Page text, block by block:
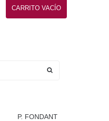
CARRITO VACÍO
P. FONDANT